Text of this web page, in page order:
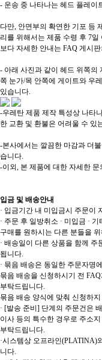
- 운송 중 나타나는 헤드 플레이
다만, 안면부의 확연한 기포 등
리를 위해서는 제품 수령 후 7
보다 자세한 안내는 FAQ 게시
- 아래 사진과 같이 헤드 위쪽의
쪽 눈가/목 안쪽에 게이트와 우
있습니다.
-우레탄 제품 제작 특성상 나타
한 교환 및 환불은 어려울 수 있
-본사에서는 깔끔한 마감과 더
습니다.
-이외, 본 제품에 대한 자세한
입금 및 배송안내
· 입금기간 내 미입금시 주문이
· 주문 후 일방취소 · 미입금 ·
구매를 원하시는 다른 분들을
· 배송일이 다른 상품을 함께
됩니다.
· 묶음 배송은 동일한 주문자명
묶음 배송을 신청하시기 전
부탁드립니다.
묶음 배송 양식에 맞춰 신청하
· [발송 준비] 단계의 주문건은
이사 등의 특수한 경우로 주소
부탁드립니다.
·시스템상 오프라인(PLATINA)
니다.